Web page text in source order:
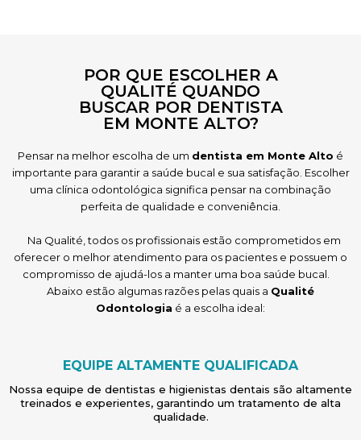
POR QUE ESCOLHER A
QUALITÉ QUANDO
BUSCAR POR DENTISTA
EM MONTE ALTO?
Pensar na melhor escolha de um dentista em Monte Alto é
importante para garantir a saúde bucal e sua satisfação. Escolher
uma clínica odontológica significa pensar na combinação
perfeita de qualidade e conveniência.
Na Qualité, todos os profissionais estão comprometidos em
oferecer o melhor atendimento para os pacientes e possuem o
compromisso de ajudá-los a manter uma boa saúde bucal.
Abaixo estão algumas razões pelas quais a Qualité
Odontologia é a escolha ideal:
EQUIPE ALTAMENTE QUALIFICADA
Nossa equipe de dentistas e higienistas dentais são altamente
treinados e experientes, garantindo um tratamento de alta
qualidade.